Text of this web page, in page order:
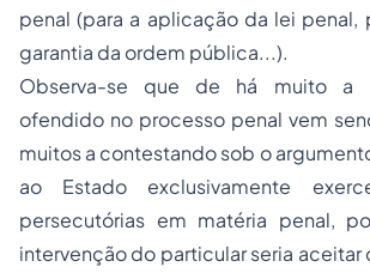
penal (para a aplicação da lei penal,
garantia da ordem pública...).
Observa-se que de há muito a
ofendido no processo penal vem
muitos a contestando sob o
ao Estado exclusivamente
persecutórias em matéria penal,
intervenção do particular seria aceitar